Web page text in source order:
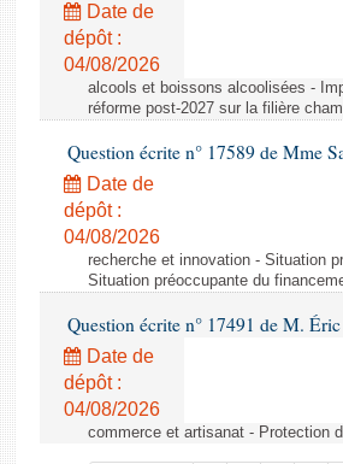
Date de
dépôt :
04/08/2026
alcools et boissons alcoolisées -
réforme post-2027 sur la filière
Question écrite n° 17589 de Mme
Date de
dépôt :
04/08/2026
recherche et innovation - Situation
Situation préoccupante du
Question écrite n° 17491 de M.
Date de
dépôt :
04/08/2026
commerce et artisanat - Protection